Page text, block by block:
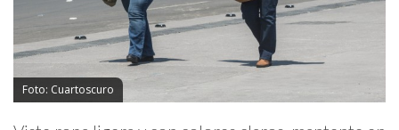
Foto: Cuartoscuro